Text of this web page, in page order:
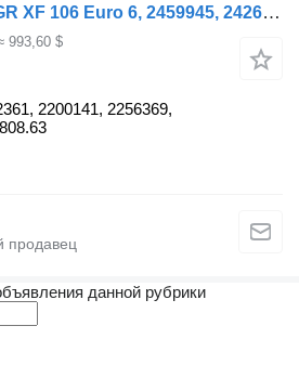
Клапан EGR DAF EGR XF 106 Euro 6, 2459945, 2426260, 2128862 2104972 для грузовика DAF
993,60 $
2200141, 2256369,
данной рубрики